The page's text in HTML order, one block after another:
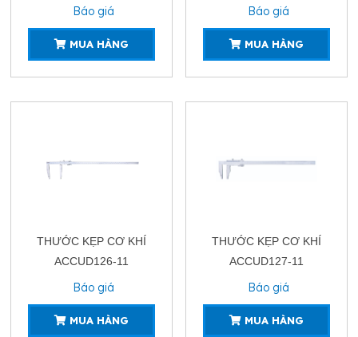
Báo giá
MUA HÀNG
Báo giá
MUA HÀNG
THƯỚC KẸP CƠ KHÍ
ACCUD126-11
Báo giá
MUA HÀNG
THƯỚC KẸP CƠ KHÍ
ACCUD127-11
Báo giá
MUA HÀNG